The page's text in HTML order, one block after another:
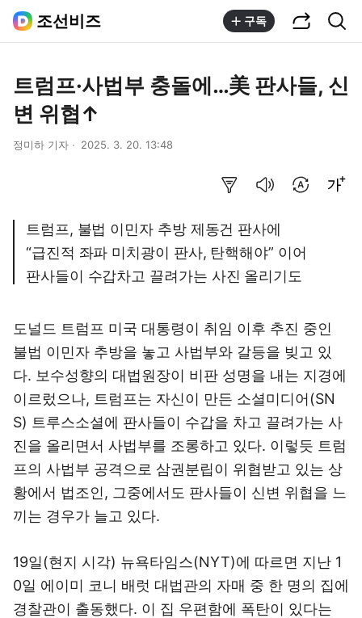
조선비즈 구독
트럼프·사법부 충돌에…美 판사들, 신
변 위협↑
정미하 기자 2025. 3. 20. 13:48
트럼프, 불법 이민자 추방 제동건 판사에
“급진적 좌파 미치광이 판사, 탄핵해야” 이어
판사들이 수갑차고 끌려가는 사진 올리기도
도널드 트럼프 미국 대통령이 취임 이후 추진 중인
불법 이민자 추방을 놓고 사법부와 갈등을 빚고 있
다. 보수성향의 대법원장이 비판 성명을 내는 지경에
이르렀으나, 트럼프는 자신이 만든 소셜미디어(SN
S) 트루스소셜에 판사들이 수갑을 차고 끌려가는 사
진을 올리면서 사법부를 조롱하고 있다. 이렇듯 트럼
프의 사법부 공격으로 삼권분립이 위협받고 있는 상
황에서 법조인, 그중에서도 판사들이 신변 위협을 느
끼는 경우가 늘고 있다.
19일(현지 시각) 뉴욕타임스(NYT)에 따르면 지난 1
0일 에이미 코니 배럿 대법관의 자매 중 한 명의 집에
경찰관이 출동했다. 이 집 우편함에 폭탄이 있다는